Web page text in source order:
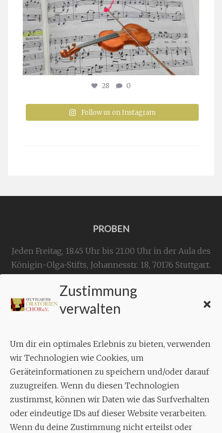
Zustimmung
verwalten
Um dir ein optimales Erlebnis zu bieten, verwenden
wir Technologien wie Cookies, um
Geräteinformationen zu speichern und/oder darauf
zuzugreifen. Wenn du diesen Technologien
zustimmst, können wir Daten wie das Surfverhalten
oder eindeutige IDs auf dieser Website verarbeiten.
Wenn du deine Zustimmung nicht erteilst oder
28 0
Follow us on Instagram
PROBEN
Jeden Freitag, 18.45 Uhr bis 21.00 Uhr in der Aula des
Königin-Olga-Stifts, Johannesstr. 18, 70176 Stuttgart.
KONTAKT
Geschäftsstelle:
Aixheimer Str. 18
70619 Stuttgart
MUSIK
Musikalischer Leiter:
Enrico Trummer